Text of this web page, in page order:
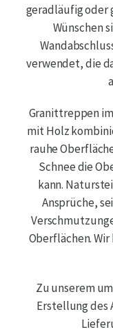
geradläufig oder
Wünschen
verwendet, die
Granittreppen
mit Holz
rauhe
Schnee die
kann.
Ansprüche,
Oberflächen.
Zu unserem
Erstellung des